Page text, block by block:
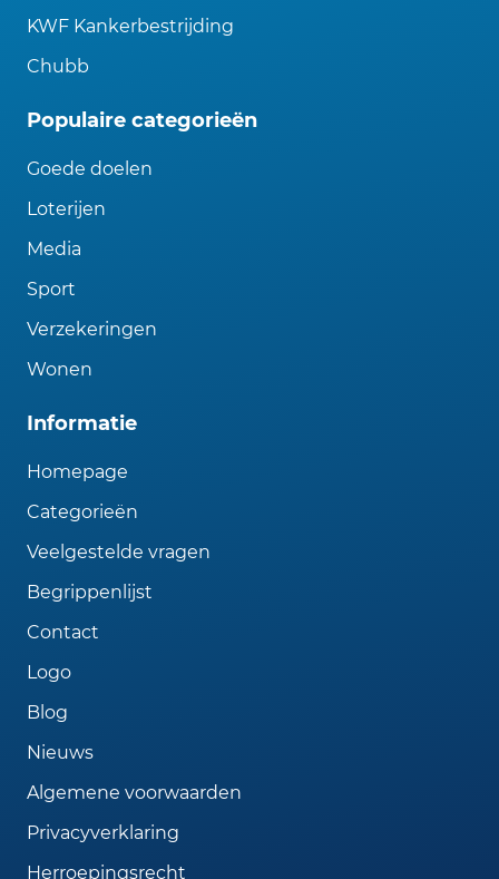
KWF Kankerbestrijding
Chubb
Populaire categorieën
Goede doelen
Loterijen
Media
Sport
Verzekeringen
Wonen
Informatie
Homepage
Categorieën
Veelgestelde vragen
Begrippenlijst
Contact
Logo
Blog
Nieuws
Algemene voorwaarden
Privacyverklaring
Herroepingsrecht